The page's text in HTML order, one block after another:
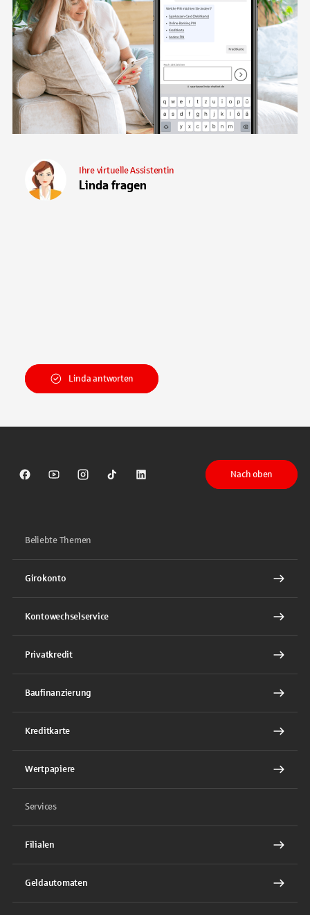
Linda fragen
Ihre virtuelle Assistentin
Linda antworten
Sparkasse auf Facebook
Sparkasse auf Youtube
Sparkasse auf Instagram
Sparkasse auf TikTok
Sparkasse auf LinkedIn
Nach oben
Beliebte Themen
Girokonto
Kontowechselservice
Privatkredit
Baufinanzierung
Kreditkarte
Wertpapiere
Services
Filialen
Geldautomaten